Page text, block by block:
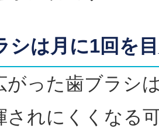
は月に1回を
がった歯ブラシ
されにくくなる